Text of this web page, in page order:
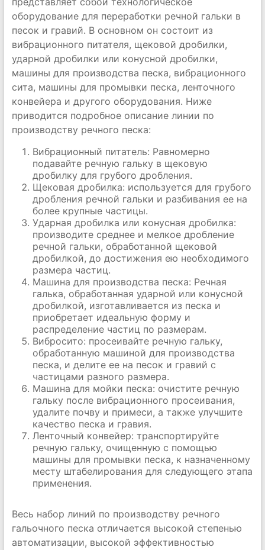
оборудование для переработки речной гальки в
песок и гравий. В основном он состоит из
вибрационного питателя, щековой дробилки,
ударной дробилки или конусной дробилки,
машины для производства песка, вибрационного
сита, машины для промывки песка, ленточного
конвейера и другого оборудования. Ниже
приводится подробное описание линии по
производству речного песка:
Вибрационный питатель: Равномерно
подавайте речную гальку в щековую
дробилку для грубого дробления.
Щековая дробилка: используется для грубого
дробления речной гальки и разбивания ее на
более крупные частицы.
Ударная дробилка или конусная дробилка:
производите среднее и мелкое дробление
речной гальки, обработанной щековой
дробилкой, до достижения ею необходимого
размера частиц.
Машина для производства песка: Речная
галька, обработанная ударной или конусной
дробилкой, изготавливается из песка и
приобретает идеальную форму и
распределение частиц по размерам.
Вибросито: просеивайте речную гальку,
обработанную машиной для производства
песка, и делите ее на песок и гравий с
частицами разного размера.
Машина для мойки песка: очистите речную
гальку после вибрационного просеивания,
удалите почву и примеси, а также улучшите
качество песка и гравия.
Ленточный конвейер: транспортируйте
речную гальку, очищенную с помощью
машины для промывки песка, к назначенному
месту штабелирования для следующего этапа
применения.
Весь набор линий по производству речного
гальочного песка отличается высокой степенью
автоматизации, высокой эффективностью